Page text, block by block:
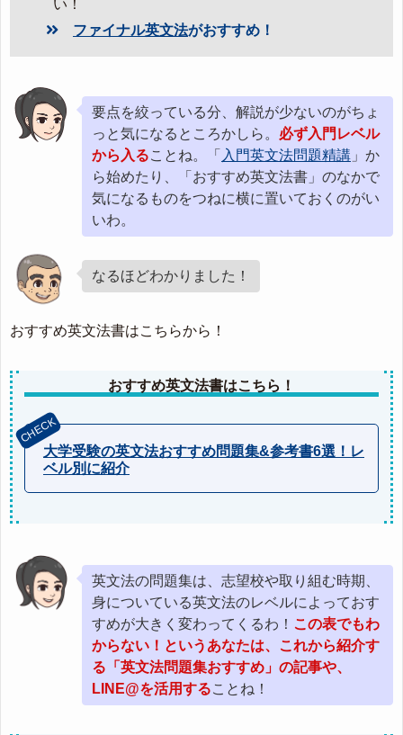
い！
ファイナル英文法がおすすめ！
要点を絞っている分、解説が少ないのがちょ
っと気になるところかしら。 必ず入門レベル
から入ることね。「 入門英文法問題精講 」か
ら始めたり、「おすすめ英文法書」のなかで
気になるものをつねに横に置いておくのがい
いわ。
なるほどわかりました！
おすすめ英文法書はこちらから！
おすすめ英文法書はこちら！
大学受験の英文法おすすめ問題集&参考書6選！レ
ベル別に紹介
英文法の問題集は、志望校や取り組む時期、
身についている英文法のレベルによっておす
すめが大きく変わってくるわ！ この表でもわ
からない！というあなたは、これから紹介す
る「英文法問題集おすすめ」の記事や、
LINE@を活用することね！